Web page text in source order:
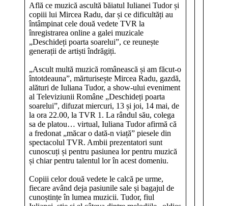
Află ce muzică ascultă băiatul Iulianei Tudor și
copiii lui Mircea Radu, dar și ce dificultăți au
întâmpinat cele două vedete TVR la
înregistrarea online a galei muzicale
„Deschideți poarta soarelui”, ce reunește
generații de artiști îndrăgiți.
„Ascult multă muzică românească și am făcut-o
întotdeauna”, mărturisește Mircea Radu, gazdă,
alături de Iuliana Tudor, a show-ului eveniment
al Televiziunii Române „Deschideți poarta
soarelui”, difuzat miercuri, 13 și joi, 14 mai, de
la ora 22.00, la TVR 1. La rândul său, colega
sa de platou… virtual, Iuliana Tudor afirmă că
a fredonat „măcar o dată-n viață” piesele din
spectacolul TVR. Ambii prezentatori sunt
cunoscuți și pentru pasiunea lor pentru muzică
și chiar pentru talentul lor în acest domeniu.
Copiii celor două vedete le calcă pe urme,
fiecare având deja pasiunile sale și bagajul de
cunoștințe în lumea muzicii. Tudor, fiul